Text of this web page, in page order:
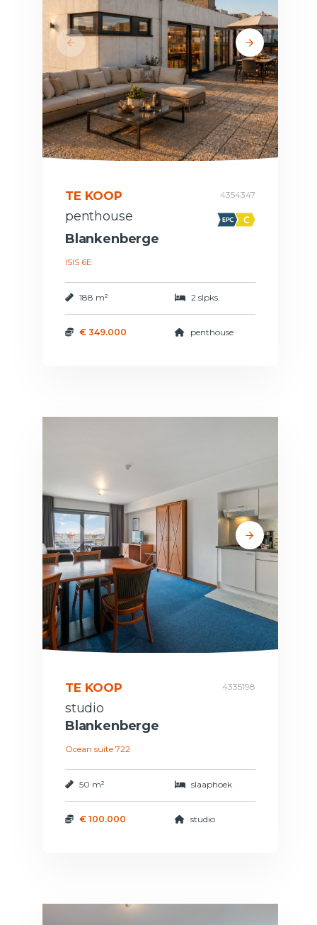
TE KOOP 4354347
penthouse
Blankenberge
ISIS 6E
188 m² 2 slpks.
€ 349.000 penthouse
TE KOOP 4335198
studio
Blankenberge
Ocean suite 722
50 m² slaaphoek
€ 100.000 studio